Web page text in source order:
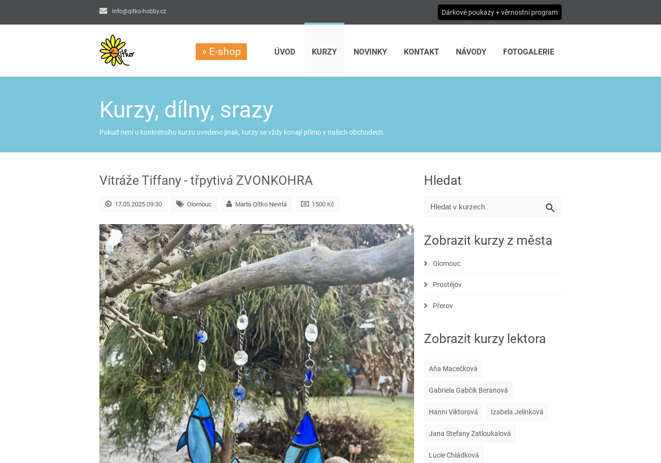
info@qitko-hobby.cz Dárkové poukazy + věrnostní program
» E-shop ÚVOD KURZY NOVINKY KONTAKT NÁVODY FOTOGALERIE
Kurzy, dílny, srazy
Pokud není u konkrétního kurzu uvedeno jinak, kurzy se vždy konají přímov našich obchodech.
Vitráže Tiffany - třpytivá ZVONKOHRA
17.05.2025 09:30 Olomouc Marta Qítko Nevrlá 1500 Kč
Hledat
Zobrazit kurzy z města
Olomouc
Prostějov
Přerov
Zobrazit kurzy lektora
Aňa Macečková
Gabriela Gabčik Beranová
Hanni Viktorová Izabela Jelínková
Jana Stefany Zatloukalová
Lucie Chládková